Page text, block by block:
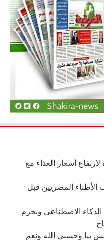
أسعار الغذاء مع
المصريين قبل
الاصطناعي ويحرم
وحسبي الله ونعم